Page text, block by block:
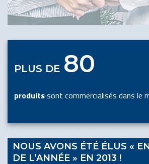
PLUS DE 80
produitssont commercialisés dans le
NOUS AVONS ÉTÉ ÉLUS «
DE L’ANNÉE » EN 2013 !